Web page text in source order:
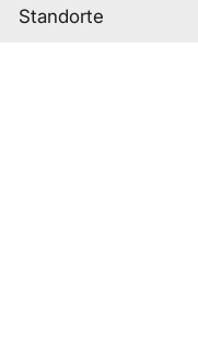
Standorte